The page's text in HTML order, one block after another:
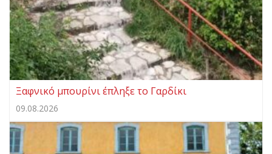
Ξαφνικό μπουρίνι έπληξε το Γαρδίκι
09.08.2026